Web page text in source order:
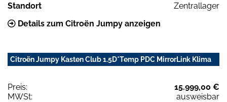
Standort
Zentrallager
Details zum Citroën Jumpy anzeigen
Citroën Jumpy Kasten Club 1.5D*Temp PDC MirrorLink Klima
Preis:
15.999,00 €
MWSt:
ausweisbar